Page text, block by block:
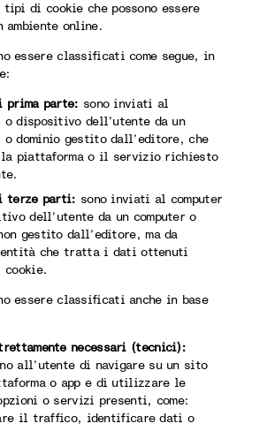
tipi di cookie che possono essere
online.
essere classificati come segue, in
prima parte: sono inviati al
o dispositivo dell’utente da un
o dominio gestito dall’editore, che
piattaforma o il servizio richiesto
terze parti: sono inviati al computer
dell’utente da un computer o
gestito dall’editore, ma da
entità che tratta i dati ottenuti
essere classificati anche in base
necessari (tecnici):
all’utente di navigare su un sito
o app e di utilizzare le
o servizi presenti, come:
il traffico, identificare dati o